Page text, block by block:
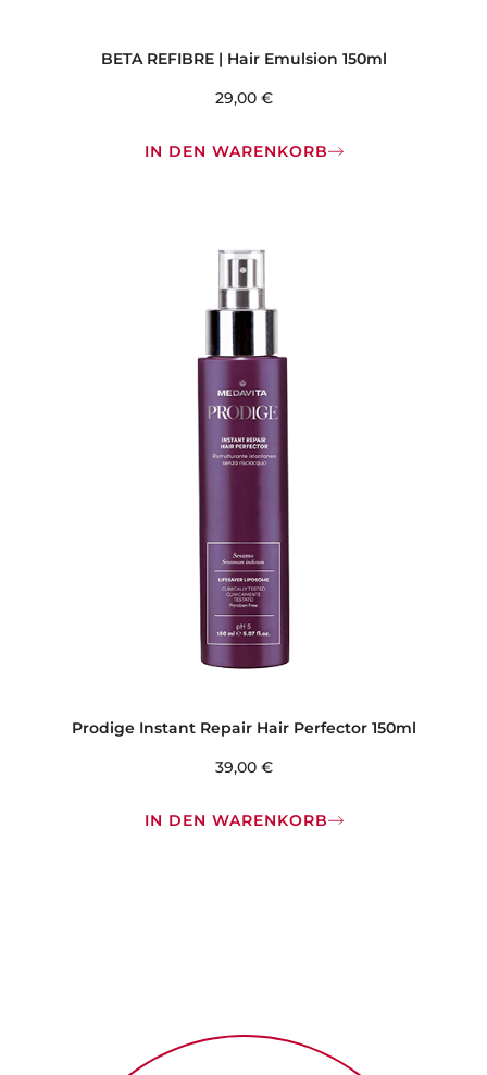
BETA REFIBRE | Hair Emulsion 150ml
29,00 €
IN DEN WARENKORB
Prodige Instant Repair Hair Perfector 150ml
39,00 €
IN DEN WARENKORB